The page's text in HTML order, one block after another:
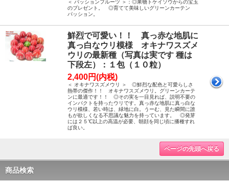
＜ パッションフルーツ ＞：◎果物トケイソウからの宝玉
のプレゼント。 ◎育てて美味しいグリーンカーテン
パッション。
鮮烈で可愛い！！ 真っ赤な地肌に
真っ白なウリ模様 オキナワスズメ
ウリの最新種（写真は実です 種は
下段左）：１包（１０粒）
2,400円(内税)
＜ オキナワスズメウリ ＞ ◎鮮烈な配色と可愛らしさ
熱帯の傑作！！ オキナワスズメウリ。グリーンカーテ
ンに最適です！！ ◎その実を一目見れば、説明不要の
インパクトを持ったウリです。真っ赤な地肌に真っ白な
ウリ模様、若い時は、緑地に白。うーむ、見た瞬間に誰
もが欲しくなる不思議な魅力を持っています。 ◎発芽
には２５℃以上の高温が必要、朝顔を同じ頃に播種すれ
ば良い。
ページの先頭へ戻る
商品検索